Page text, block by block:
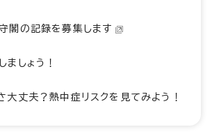
閣の記録を募集します
ましょう！
大丈夫？熱中症リスクを見てみよう！